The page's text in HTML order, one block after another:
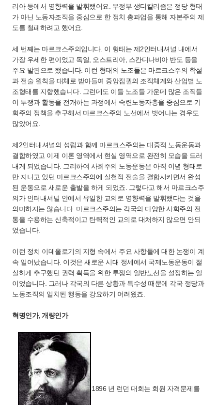
리아 등에서 영향력을 발휘했어요. 무정부 생디칼리즘은 정당 형태
가 아닌 노동자조직을 중심으로 한 정치 총파업을 통해 자본주의 제
도를 철폐하려고 했어요.
세 번째는 마르크스주의입니다. 이 형태는 제2인터내셔널 내에서
가장 우세한 편이었고 독일, 오스트리아, 스칸디나비아 반도 등을
주요 발판으로 했습니다. 이런 형태의 노조들은 마르크스주의 학설
과 전술 원칙을 대체로 받아들여 중앙집권의 조직체계와 산업별 노
조형태를 지향했습니다. 그런데도 이들 노조들 가운데 많은 조직들
이 투쟁과 활동을 전개하는 과정에서 숙련노동자층을 중심으로 기
회주의 정책을 추구해서 마르크스주의 노선에서 벗어나는 경우도
많았어요.
제2인터내셔널의 성립과 함께 마르크스주의는 대중적 노동운동과
결합하였고 이제 이론 영역에서 현실 영역으로 완전히 모습을 드러
내게 되었습니다. 그리하여 사회주의 노동운동은 아직 이념 형태로
만 지니고 있던 마르크스주의에 실천적 전술을 결합시키면서 완성
된 운동으로 새로운 출발을 하게 되었죠. 그렇다고 해서 마르크스주
의가 인터내셔널 안에서 유일한 교의로 영향력을 발휘했다는 것을
의미하지는 않습니다. 마르크스주의는 각국의 다양한 사회주의 전
통을 수용하는 신축적이고 탄력적인 교의로 대처하지 않으면 안되
었습니다.
이런 정치 이데올로기의 지형 속에서 주요 사항들에 대한 논쟁이 계
속 일어났습니다. 이것은 새로운 시대 정세에서 국제노동운동이 절
실하게 추구했던 권력 획득을 위한 투쟁의 일반노선을 설정하는 일
이었습니다. 그러나 각국의 다른 상황과 특수성 때문에 각국 정당과
노동조직의 일치된 행동을 강요하기 어려웠죠.
혁명인가, 개량인가
1896 년 런던 대회는 회원 자격문제를